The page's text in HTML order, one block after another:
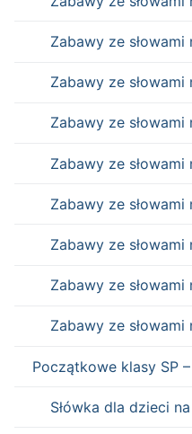
Zabawy ze słowami
Zabawy ze słowami
Zabawy ze słowami
Zabawy ze słowami
Zabawy ze słowami
Zabawy ze słowami
Zabawy ze słowami
Zabawy ze słowami
Początkowe klasy SP
Słówka dla dzieci